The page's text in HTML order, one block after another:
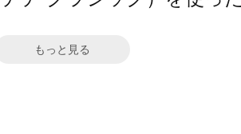
もっと見る